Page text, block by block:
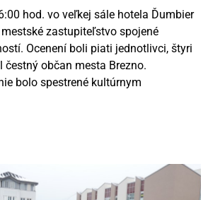
hod. vo veľkej sále hotela Ďumbier
zastupiteľstvo spojené
Ocenení boli piati jednotlivci, štyri
čestný občan mesta Brezno.
bolo spestrené kultúrnym